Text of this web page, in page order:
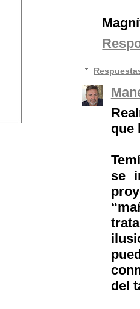
que
se
del